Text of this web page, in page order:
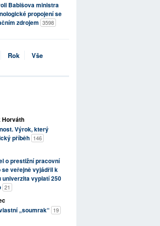
Babišova ministra
propojení se
zdrojem 3598
Rok Vše
Horváth
Výrok, který
příběh 146
o prestižní pracovní
se veřejně vyjádřil k
univerzita vyplatí 250
21
„soumrak“ 19